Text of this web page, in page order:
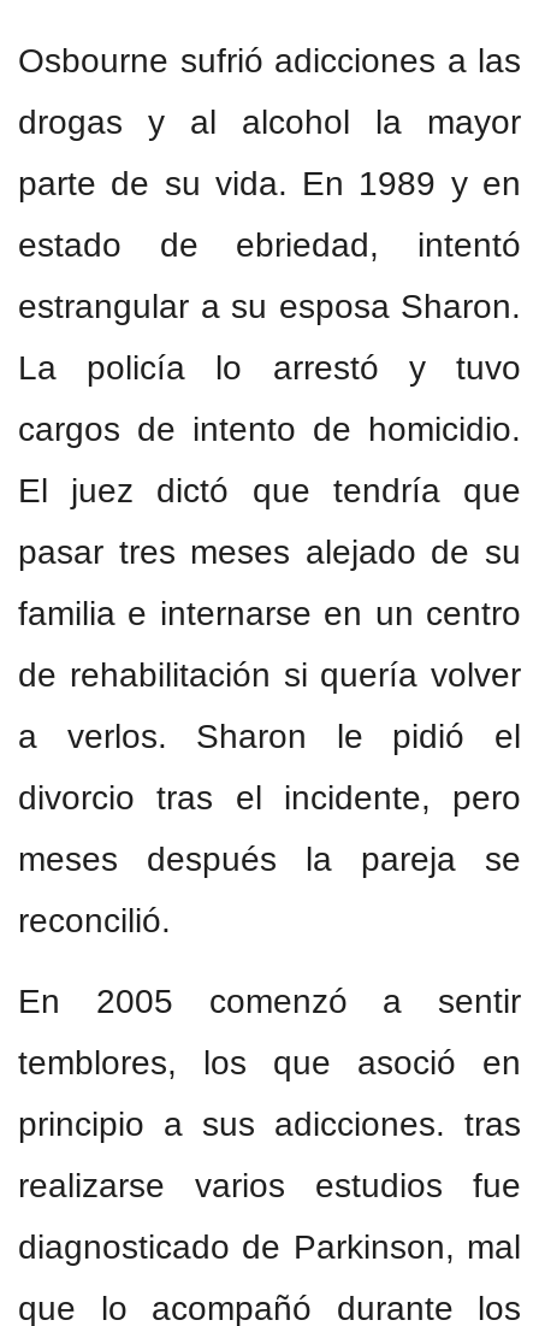
Osbourne sufrió adicciones a las
drogas y al alcohol la mayor
parte de su vida. En 1989 y en
estado de ebriedad, intentó
estrangular a su esposa Sharon.
La policía lo arrestó y tuvo
cargos de intento de homicidio.
El juez dictó que tendría que
pasar tres meses alejado de su
familia e internarse en un centro
de rehabilitación si quería volver
a verlos. Sharon le pidió el
divorcio tras el incidente, pero
meses después la pareja se
reconcilió.
En 2005 comenzó a sentir
temblores, los que asoció en
principio a sus adicciones. tras
realizarse varios estudios fue
diagnosticado de Parkinson, mal
que lo acompañó durante los